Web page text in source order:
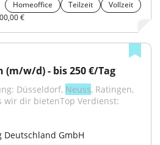
Homeoffice Teilzeit
Vollzeit
€
w/d) - bis 250 €/Tag
Düsseldorf, Neuss, Ratingen,
wir dir bietenTop Verdienst:
Deutschland GmbH